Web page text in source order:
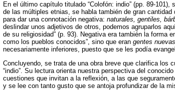
En el último capítulo titulado “Colofón: indio” (pp. 89-
de las múltiples etnias, se habla también de gran
para dar una connotación negativa: naturales, gentiles,
deslindar unos adjetivos de otros, podemos agruparlos
de su religiosidad” (p. 93). Negativa era también la forma
como los pueblos conocidos”, sino que eran gentes nuevas
necesariamente inferiores, puesto que se les podía
Concluyendo, se trata de una obra breve que clarifica los
“indio”. Su lectura orienta nuestra perspectiva del
cuestiones que invitan a la reflexión, a las que
y se lee con tanto gusto que se antoja profundizar de la